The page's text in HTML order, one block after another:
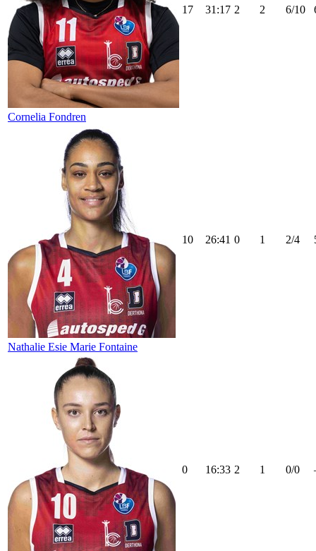
Cornelia Fondren
17 31:17 2 2 6/10
Nathalie Esie Marie Fontaine
10 26:41 0 1 2/4
0 16:33 2 1 0/0